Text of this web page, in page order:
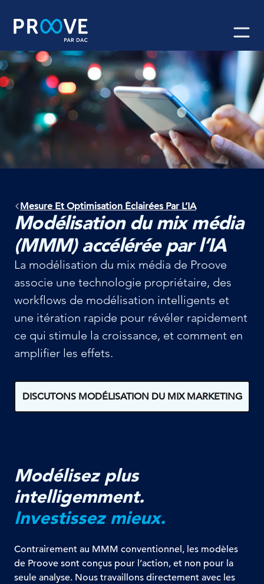
content
Mesure Et Optimisation Éclairées Par L’IA
Modélisation du mix média
(MMM) accélérée par l’IA
La modélisation du mix média de Proove
associe une technologie propriétaire, des
workflows de modélisation intelligents et
une itération rapide pour révéler rapidement
ce qui stimule la croissance, et comment en
amplifier les effets.
DISCUTONS MODÉLISATION DU MIX MARKETING
Modélisez plus
intelligemment.
Investissez mieux.
Contrairement au MMM conventionnel, les modèles
de Proove sont conçus pour l’action, et non pour la
seule analyse. Nous travaillons directement avec les